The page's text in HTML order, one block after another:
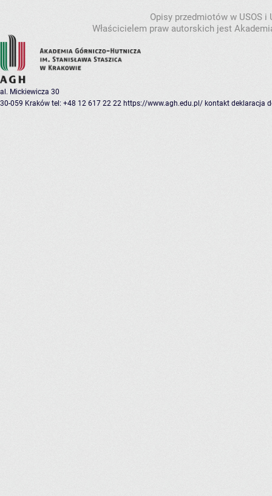
Opisy przedmiotów w USOS
Właścicielem praw autorskich jest
al. Mickiewicza 30
30-059 Kraków tel: +48 12 617 22 22 https://www.agh.edu.pl/ kontakt deklaracja